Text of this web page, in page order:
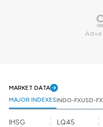
MARKET DATA
MAJOR INDEXESINDO-FXUSD-FX
IHSG
LQ45